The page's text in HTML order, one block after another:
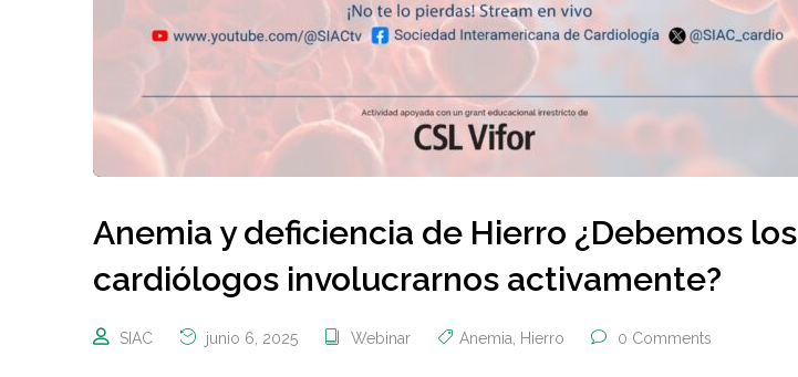
Anemia y deficiencia de Hierro ¿Debemos los
cardiólogos involucrarnos activamente?
SIAC junio 6, 2025 Webinar Anemia Hierro 0 Comments